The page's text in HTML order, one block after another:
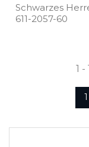
Schwarzes
611­-2057­-60
1
1